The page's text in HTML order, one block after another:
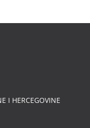
I HERCEGOVINE